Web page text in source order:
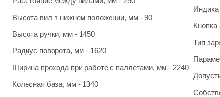
Высота вил в нижнем положении, мм - 90
Высота ручки, мм - 1450
Радиус поворота, мм - 1620
Ширина прохода при работе с паллетами, мм - 2240
Колесная база, мм - 1340
Кнопка
Тип